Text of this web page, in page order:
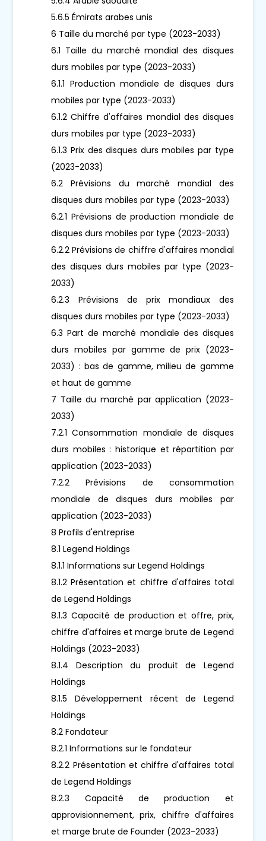
5.6.5 Émirats arabes unis
6 Taille du marché par type (2023-2033)
6.1 Taille du marché mondial des disques
durs mobiles par type (2023-2033)
6.1.1 Production mondiale de disques durs
mobiles par type (2023-2033)
6.1.2 Chiffre d'affaires mondial des disques
durs mobiles par type (2023-2033)
6.1.3 Prix des disques durs mobiles par type
(2023-2033)
6.2 Prévisions du marché mondial des
disques durs mobiles par type (2023-2033)
6.2.1 Prévisions de production mondiale de
disques durs mobiles par type (2023-2033)
6.2.2 Prévisions de chiffre d'affaires mondial
des disques durs mobiles par type (2023-
2033)
6.2.3 Prévisions de prix mondiaux des
disques durs mobiles par type (2023-2033)
6.3 Part de marché mondiale des disques
durs mobiles par gamme de prix (2023-
2033) : bas de gamme, milieu de gamme
et haut de gamme
7 Taille du marché par application (2023-
2033)
7.2.1 Consommation mondiale de disques
durs mobiles : historique et répartition par
application (2023-2033)
7.2.2 Prévisions de consommation
mondiale de disques durs mobiles par
application (2023-2033)
8 Profils d'entreprise
8.1 Legend Holdings
8.1.1 Informations sur Legend Holdings
8.1.2 Présentation et chiffre d'affaires total
de Legend Holdings
8.1.3 Capacité de production et offre, prix,
chiffre d'affaires et marge brute de Legend
Holdings (2023-2033)
8.1.4 Description du produit de Legend
Holdings
8.1.5 Développement récent de Legend
Holdings
8.2 Fondateur
8.2.1 Informations sur le fondateur
8.2.2 Présentation et chiffre d'affaires total
de Legend Holdings
8.2.3 Capacité de production et
approvisionnement, prix, chiffre d'affaires
et marge brute de Founder (2023-2033)